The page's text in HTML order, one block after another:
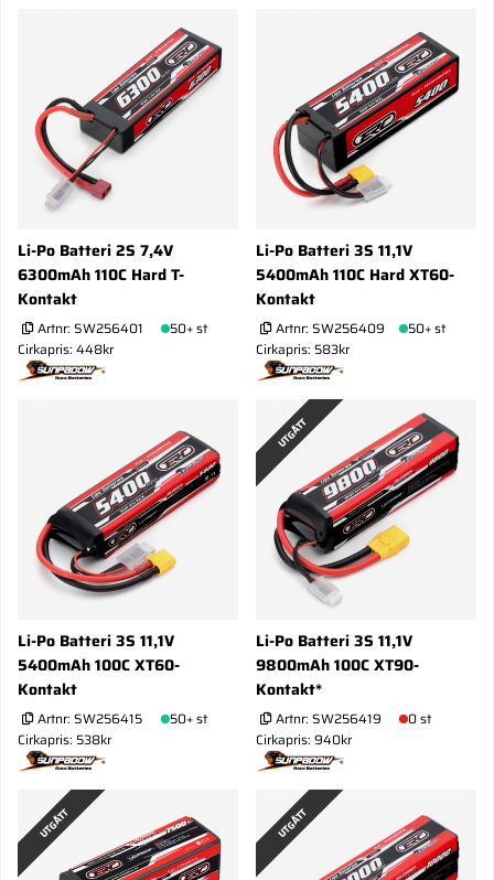
Li-Po Batteri 2S 7,4V
6300mAh 110C Hard T-
Kontakt
Artnr: SW256401
50+ st
Cirkapris: 448kr
Li-Po Batteri 3S 11,1V
5400mAh 110C Hard XT60-
Kontakt
Artnr: SW256409
50+ st
Cirkapris: 583kr
Li-Po Batteri 3S 11,1V
5400mAh 100C XT60-
Kontakt
Artnr: SW256415
50+ st
Cirkapris: 538kr
UTGÅTT
Li-Po Batteri 3S 11,1V
9800mAh 100C XT90-
Kontakt*
Artnr: SW256419
0 st
Cirkapris: 940kr
UTGÅTT UTGÅTT